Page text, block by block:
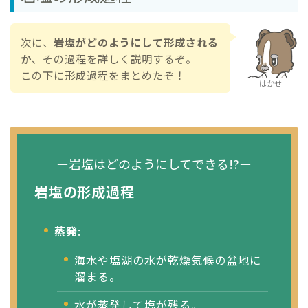
はかせ
次に、 岩塩がどのようにして形成される
か、その過程を詳しく説明するぞ。
この下に形成過程をまとめたぞ！
ー岩塩はどのようにしてできる!?ー
岩塩の形成過程
蒸発:
海水や塩湖の水が乾燥気候の盆地に
溜まる。
水が蒸発して塩が残る。